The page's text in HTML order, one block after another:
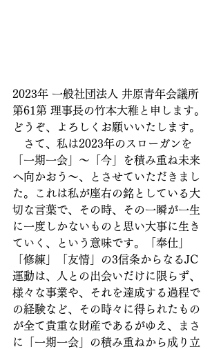
2023年 一般社団法人 井原青年会議所
第61第 理事長の竹本大稚と申します。
どうぞ、よろしくお願いいたします。
さて、私は2023年のスローガンを
「一期一会」～「今」を積み重ね未来
へ向かおう～、とさせていただきまし
た。これは私が座右の銘としている大
切な言葉で、その時、その一瞬が一生
に一度しかないものと思い大事に生き
ていく、という意味です。「奉仕」
「修練」「友情」の3信条からなるJC
運動は、人との出会いだけに限らず、
様々な事業や、それを達成する過程で
の経験など、その時々に得られたもの
が全て貴重な財産であるがゆえ、まさ
に「一期一会」の積み重ねから成り立